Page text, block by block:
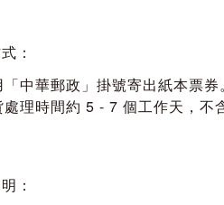
：
中華郵政」掛號寄出紙本票券。
處理時間約 5 - 7 個工作天，不
：